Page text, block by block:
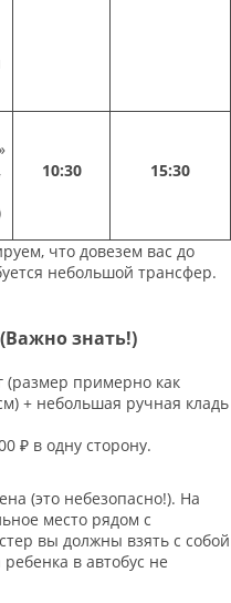
10:30 15:30
что довезем вас до
небольшой трансфер.
знать!)
(размер примерно как
+ небольшая ручная кладь
₽ в одну сторону.
(это небезопасно!). На
место рядом с
вы должны взять с собой
в автобус не